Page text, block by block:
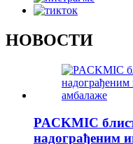
НОВОСТИ
PACKMIC
надограђеним